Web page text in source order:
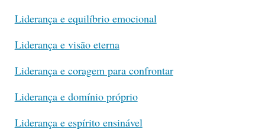
Liderança e equilíbrio emocional
Liderança e visão eterna
Liderança e coragem para confrontar
Liderança e domínio próprio
Liderança e espírito ensinável